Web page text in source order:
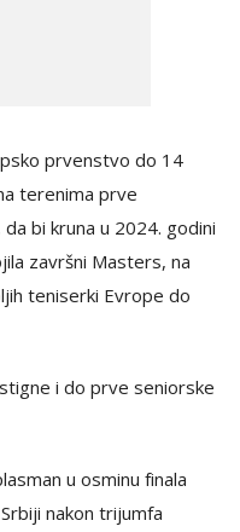
prvenstvo do 14
terenima prve
bi kruna u 2024. godini
završni Masters, na
teniserki Evrope do
i do prve seniorske
u osminu finala
nakon trijumfa